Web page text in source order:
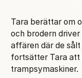
Tara berättar om
och brodern
affären där de sålt
fortsätter Tara att
trampsymaskiner.